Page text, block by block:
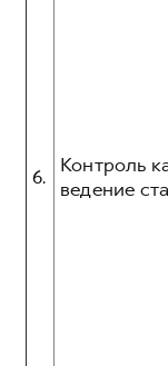
6.
Контроль
ведение